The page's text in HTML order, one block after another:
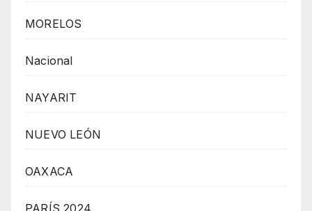
MORELOS
Nacional
NAYARIT
NUEVO LEÓN
OAXACA
PARÍS 2024